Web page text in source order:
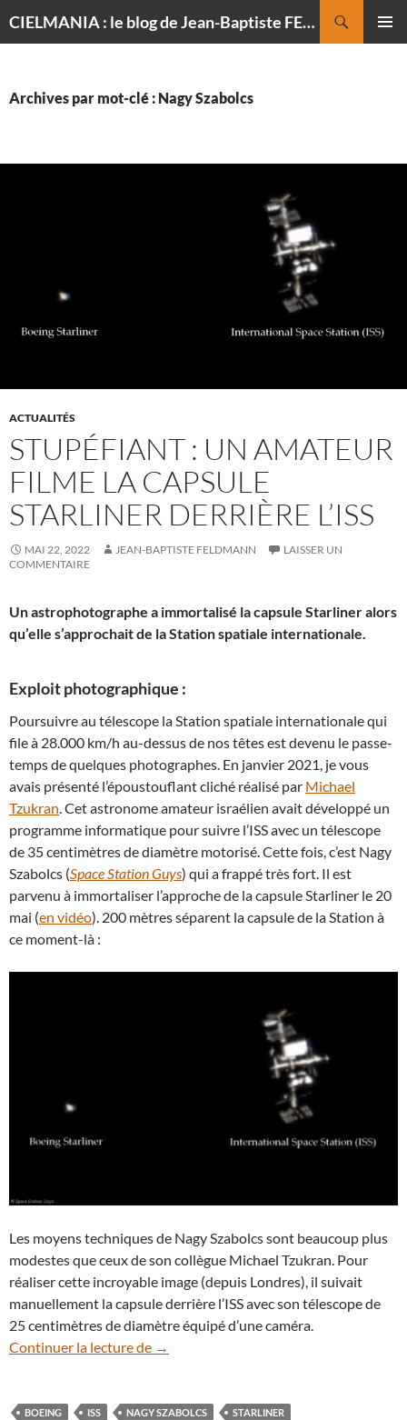
CIELMANIA : le blog de Jean-Baptiste FELDMANN, photographe du ciel
Archives par mot-clé : Nagy Szabolcs
ACTUALITÉS
STUPÉFIANT : UN AMATEUR
FILME LA CAPSULE
STARLINER DERRIÈRE L’ISS
MAI 22, 2022 JEAN-BAPTISTE FELDMANN
LAISSER UN
COMMENTAIRE
Un astrophotographe a immortalisé la capsule Starliner alors
qu’elle s’approchait de la Station spatiale internationale.
Exploit photographique :
Poursuivre au télescope la Station spatiale internationale qui
file à 28.000 km/h au-dessus de nos têtes est devenu le passe-
temps de quelques photographes. En janvier 2021, je vous
avais présenté l’époustouflant cliché réalisé par Michael
Tzukran. Cet astronome amateur israélien avait développé un
programme informatique pour suivre l’ISS avec un télescope
de 35 centimètres de diamètre motorisé. Cette fois, c’est Nagy
Szabolcs (Space Station Guys) qui a frappé très fort. Il est
parvenu à immortaliser l’approche de la capsule Starliner le 20
mai (en vidéo). 200 mètres séparent la capsule de la Station à
ce moment-là :
Les moyens techniques de Nagy Szabolcs sont beaucoup plus
modestes que ceux de son collègue Michael Tzukran. Pour
réaliser cette incroyable image (depuis Londres), il suivait
manuellement la capsule derrière l’ISS avec son télescope de
25 centimètres de diamètre équipé d’une caméra.
Continuer la lecture de
Stupéfiant : un amateur filme la capsule
→
BOEING ISS NAGY SZABOLCS
STARLINER